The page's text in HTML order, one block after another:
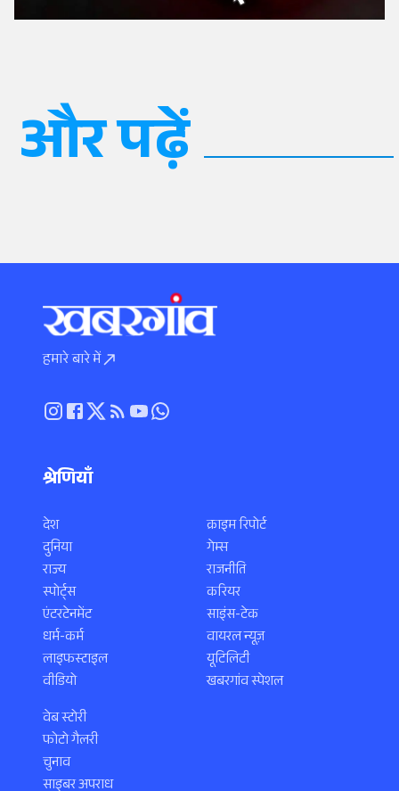
और पढ़ें
हमारे बारे में
श्रेणियाँ
देश
दुनिया
राज्य
स्पोर्ट्स
एंटरटेनमेंट
धर्म-कर्म
लाइफस्टाइल
वीडियो
क्राइम रिपोर्ट
गेम्स
राजनीति
करियर
साइंस-टेक
वायरल न्यूज़
यूटिलिटी
खबरगांव स्पेशल
वेब स्टोरी
फोटो गैलरी
चुनाव
साइबर अपराध